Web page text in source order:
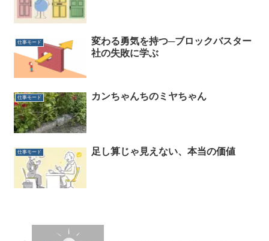
仕事モード
変わる勇気を持つ─ブロックバスター
社の失敗に学ぶ
仕事モード カンちゃんちのミヤちゃん
仕事モード 足し算じゃ見えない、本当の価値